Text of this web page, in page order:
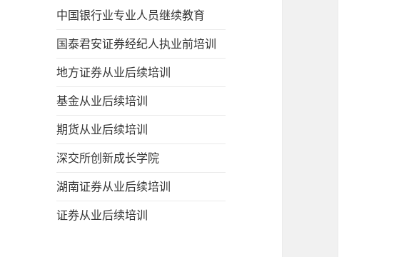
中国银行业专业人员继续教育
国泰君安证券经纪人执业前培训
地方证券从业后续培训
基金从业后续培训
期货从业后续培训
深交所创新成长学院
湖南证券从业后续培训
证券从业后续培训